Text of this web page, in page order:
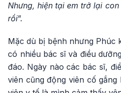
Nhưng, hiện tại em trở lại
rồi”.
Mặc dù bị bệnh nhưng Phúc
có nhiều bác sĩ và điều
đáo. Ngày nào các bác sĩ,
viên cũng động viên cố